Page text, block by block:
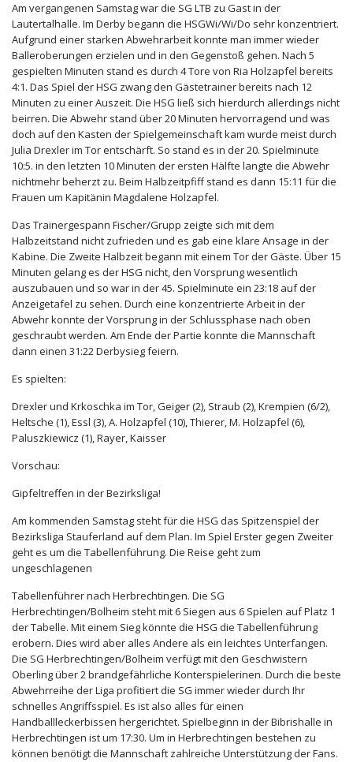
Am vergangenen Samstag war die SG LTB zu Gast in der
Lautertalhalle. Im Derby begann die HSGWi/Wi/Do sehr konzentriert.
Aufgrund einer starken Abwehrarbeit konnte man immer wieder
Balleroberungen erzielen und in den Gegenstoß gehen. Nach 5
gespielten Minuten stand es durch 4 Tore von Ria Holzapfel bereits
4:1. Das Spiel der HSG zwang den Gästetrainer bereits nach 12
Minuten zu einer Auszeit. Die HSG ließ sich hierdurch allerdings nicht
beirren. Die Abwehr stand über 20 Minuten hervorragend und was
doch auf den Kasten der Spielgemeinschaft kam wurde meist durch
Julia Drexler im Tor entschärft. So stand es in der 20. Spielminute
10:5. in den letzten 10 Minuten der ersten Hälfte langte die Abwehr
nichtmehr beherzt zu. Beim Halbzeitpfiff stand es dann 15:11 für die
Frauen um Kapitänin Magdalene Holzapfel.
Das Trainergespann Fischer/Grupp zeigte sich mit dem
Halbzeitstand nicht zufrieden und es gab eine klare Ansage in der
Kabine. Die Zweite Halbzeit begann mit einem Tor der Gäste. Über 15
Minuten gelang es der HSG nicht, den Vorsprung wesentlich
auszubauen und so war in der 45. Spielminute ein 23:18 auf der
Anzeigetafel zu sehen. Durch eine konzentrierte Arbeit in der
Abwehr konnte der Vorsprung in der Schlussphase nach oben
geschraubt werden. Am Ende der Partie konnte die Mannschaft
dann einen 31:22 Derbysieg feiern.
Es spielten:
Drexler und Krkoschka im Tor, Geiger (2), Straub (2), Krempien (6/2),
Heltsche (1), Essl (3), A. Holzapfel (10), Thierer, M. Holzapfel (6),
Paluszkiewicz (1), Rayer, Kaisser
Vorschau:
Gipfeltreffen in der Bezirksliga!
Am kommenden Samstag steht für die HSG das Spitzenspiel der
Bezirksliga Stauferland auf dem Plan. Im Spiel Erster gegen Zweiter
geht es um die Tabellenführung. Die Reise geht zum
ungeschlagenen
Tabellenführer nach Herbrechtingen. Die SG
Herbrechtingen/Bolheim steht mit 6 Siegen aus 6 Spielen auf Platz 1
der Tabelle. Mit einem Sieg könnte die HSG die Tabellenführung
erobern. Dies wird aber alles Andere als ein leichtes Unterfangen.
Die SG Herbrechtingen/Bolheim verfügt mit den Geschwistern
Oberling über 2 brandgefährliche Konterspielerinen. Durch die beste
Abwehrreihe der Liga profitiert die SG immer wieder durch Ihr
schnelles Angriffsspiel. Es ist also alles für einen
Handballleckerbissen hergerichtet. Spielbeginn in der Bibrishalle in
Herbrechtingen ist um 17:30. Um in Herbrechtingen bestehen zu
können benötigt die Mannschaft zahlreiche Unterstützung der Fans.